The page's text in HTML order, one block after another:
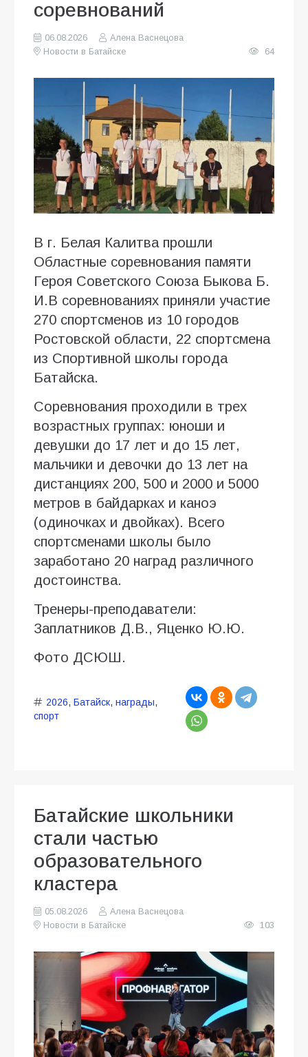
соревнований
06.08.2026
Алена Васнецова
Новости в Батайске
64
В г. Белая Калитва прошли
Областные соревнования памяти
Героя Советского Союза Быкова Б.
И.В соревнованиях приняли участие
270 спортсменов из 10 городов
Ростовской области, 22 спортсмена
из Спортивной школы города
Батайска.
Соревнования проходили в трех
возрастных группах: юноши и
девушки до 17 лет и до 15 лет,
мальчики и девочки до 13 лет на
дистанциях 200, 500 и 2000 и 5000
метров в байдарках и каноэ
(одиночках и двойках). Всего
спортсменами школы было
заработано 20 наград различного
достоинства.
Тренеры-преподаватели:
Заплатников Д.В., Яценко Ю.Ю.
Фото ДСЮШ.
2026, Батайск, награды,
спорт
Батайские школьники
стали частью
образовательного
кластера
05.08.2026
Алена Васнецова
Новости в Батайске
103